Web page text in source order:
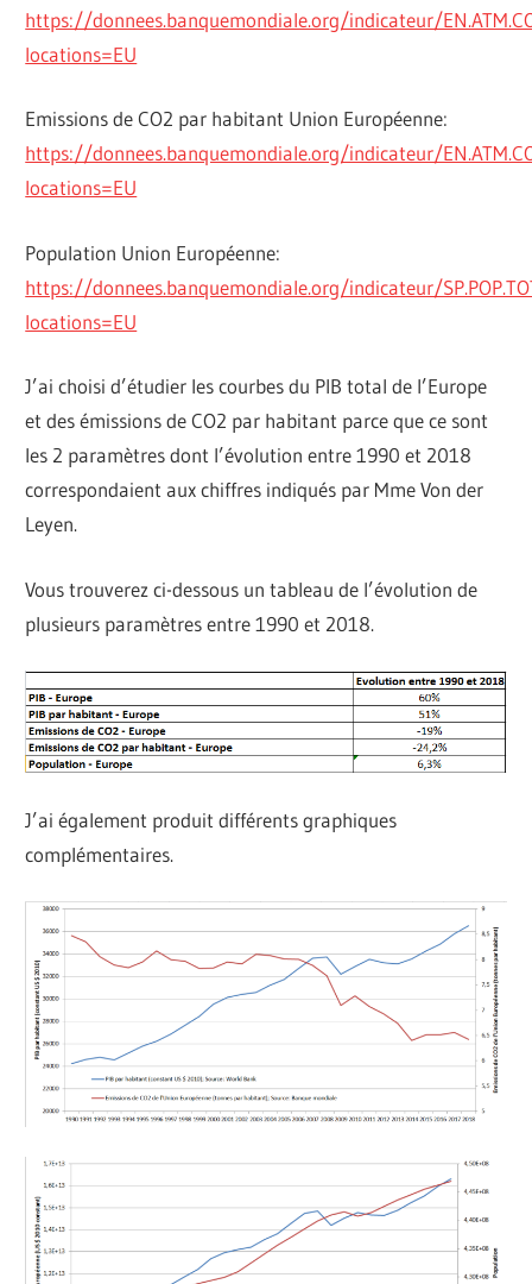
https://donnees.banquemondiale.org/indicateur/
locations=EU
Emissions de CO2 par habitant Union Européenne:
https://donnees.banquemondiale.org/indicateur/
locations=EU
Population Union Européenne:
https://donnees.banquemondiale.org/indicateur/
locations=EU
J’ai choisi d’étudier les courbes du PIB total de l’Europe
et des émissions de CO2 par habitant parce que ce sont
les 2 paramètres dont l’évolution entre 1990 et 2018
correspondaient aux chiffres indiqués par Mme Von der
Leyen.
Vous trouverez ci-dessous un tableau de l’évolution de
plusieurs paramètres entre 1990 et 2018.
J’ai également produit différents graphiques
complémentaires.